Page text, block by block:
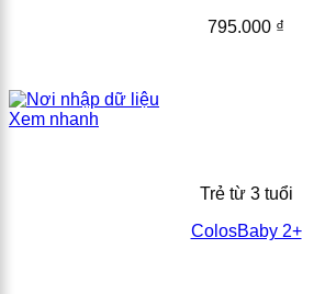
795.000 ₫
Xem nhanh
Trẻ từ 3 tuổi
ColosBaby 2+